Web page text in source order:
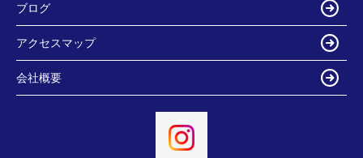
ブログ
アクセスマップ
会社概要